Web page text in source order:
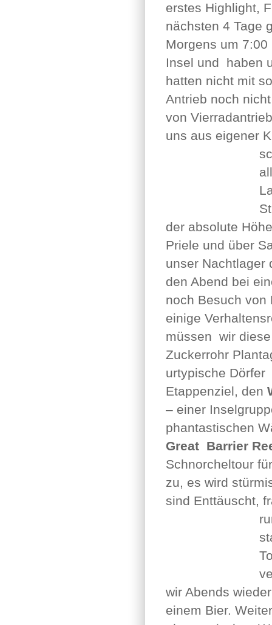
erstes Highlight,
nächsten 4 Tage
Morgens um
Insel und haben
hatten nicht mit
Antrieb noch
von
uns aus eigener
der absolute
Priele und über
unser Nachtlager
den Abend bei
noch Besuch
einige
müssen wir
Zuckerrohr
urtypische Dörfer
Etappenziel, den
– einer
phantastischen
Great Barrier
Schnorcheltour
zu, es wird
sind Enttäuscht,
wir Abends
einem Bier.